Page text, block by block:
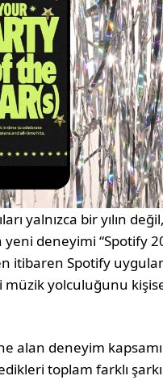
yalnızca bir yılın
deneyimi “Spotify
itibaren Spotify
müzik yolculuğunu
alan deneyim
toplam farklı şarkı